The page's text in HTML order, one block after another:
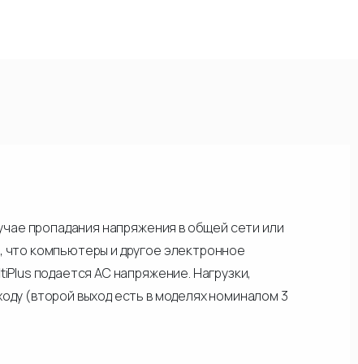
пропадания напряжения в общей сети или
компьютеры и другое электронное
подается АС напряжение. Нагрузки,
(второй выход есть в моделях номиналом 3